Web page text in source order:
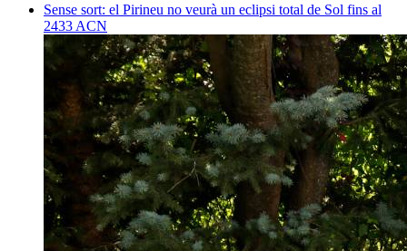
Sense sort: el Pirineu no veurà un eclipsi total de Sol fins al
2433 ACN